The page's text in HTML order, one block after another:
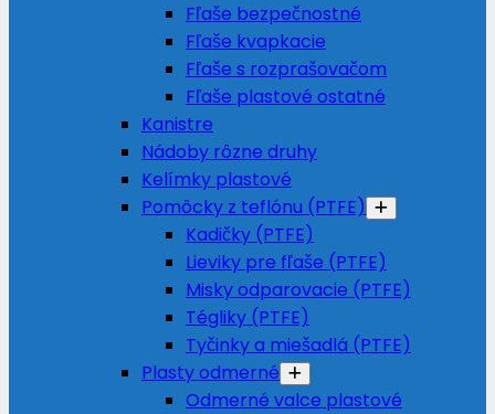
Fľaše bezpečnostné
Fľaše kvapkacie
Fľaše s rozprašovačom
Fľaše plastové ostatné
Kanistre
Nádoby rôzne druhy
Kelímky plastové
Pomôcky z teflónu (PTFE)
Kadičky (PTFE)
Lieviky pre fľaše (PTFE)
Misky odparovacie (PTFE)
Tégliky (PTFE)
Tyčinky a miešadlá (PTFE)
Plasty odmerné
Odmerné valce plastové